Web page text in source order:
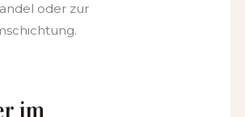
oder zur
im